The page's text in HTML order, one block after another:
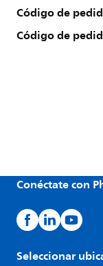
Código de
Código de
Conéctate con
Seleccionar